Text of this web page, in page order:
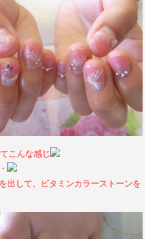
こんな感じ
出して、ビタミンカラーストーンを